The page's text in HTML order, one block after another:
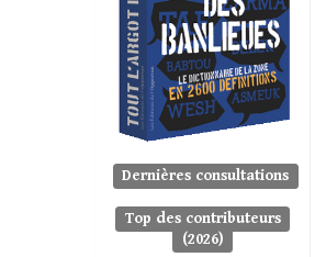
Dernières consultations
Top des contributeurs
(2026)